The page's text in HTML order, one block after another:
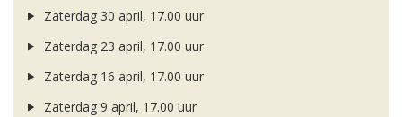
Zaterdag 30 april, 17.00 uur
Zaterdag 23 april, 17.00 uur
Zaterdag 16 april, 17.00 uur
Zaterdag 9 april, 17.00 uur